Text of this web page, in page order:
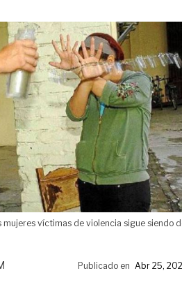
mujeres víctimas de violencia sigue siendo
Publicado en Abr 25,